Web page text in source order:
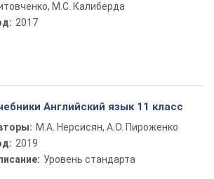
М.С. Калиберда
2017
Английский язык 11 класс
М.А. Нерсисян, А.О. Пироженко
2019
Уровень стандарта